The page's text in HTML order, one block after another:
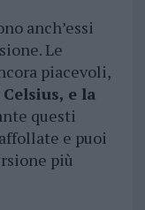
anch’essi
Le
piacevoli,
e la
questi
e puoi
più